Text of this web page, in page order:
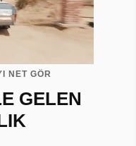
NET GÖR
GELEN